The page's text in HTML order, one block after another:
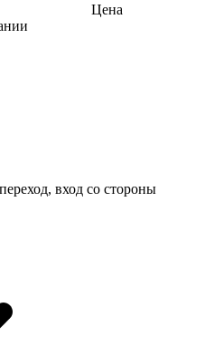
Цена
вход со стороны